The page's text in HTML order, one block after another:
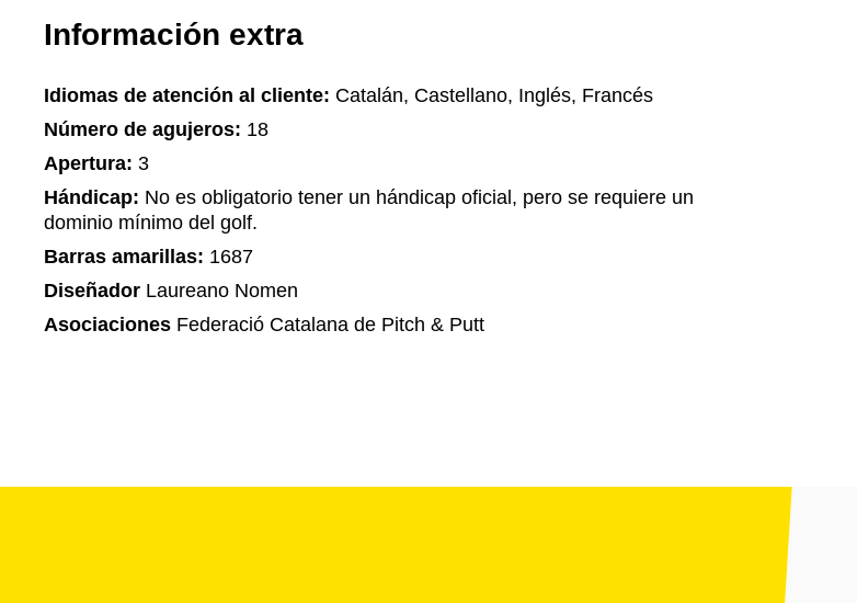
Información extra
Idiomas de atención al cliente: Catalán, Castellano, Inglés, Francés
Número de agujeros: 18
Apertura: 3
Hándicap: No es obligatorio tener un hándicap oficial, pero se requiere un
dominio mínimo del golf.
Barras amarillas: 1687
Diseñador Laureano Nomen
Asociaciones Federació Catalana de Pitch & Putt